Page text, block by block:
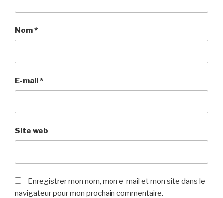
Nom*
E-mail*
Site web
Enregistrer mon nom, mon e-mail et mon site dans le
navigateur pour mon prochain commentaire.